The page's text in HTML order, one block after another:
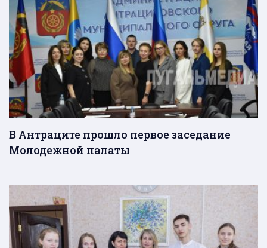
В Антраците прошло первое заседание
Молодежной палаты